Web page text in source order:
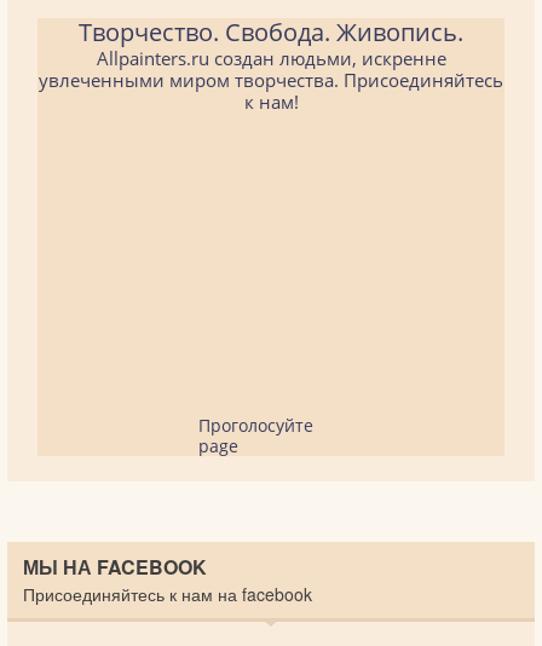
Творчество. Свобода. Живопись.
Allpainters.ru создан людьми, искренне
увлеченными миром творчества. Присоединяйтесь
к нам!
Проголосуйте
page
МЫ НА FACEBOOK
Присоединяйтесь к нам на facebook